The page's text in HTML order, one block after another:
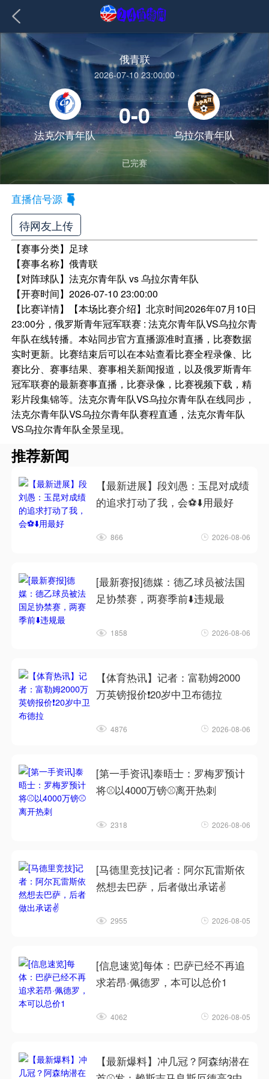
俄青联
2026-07-10 23:00:00
法克尔青年队
0-0
乌拉尔青年队
已完赛
直播信号源
待网友上传
【赛事分类】 足球
【赛事名称】俄青联
【对阵球队】法克尔青年队 vs 乌拉尔青年队
【开赛时间】2026-07-10 23:00:00
【比赛详情】
【本场比赛介绍】北京时间2026年07月10日
23:00分，俄罗斯青年冠军联赛 : 法克尔青年队VS乌拉尔青
年队在线转播。本站同步官方直播源准时直播，比赛数据
实时更新。比赛结束后可以在本站查看比赛全程录像、比
赛比分、赛事结果、赛事相关新闻报道，以及俄罗斯青年
冠军联赛的最新赛事直播，比赛录像，比赛视频下载，精
彩片段集锦等。法克尔青年队VS乌拉尔青年队在线同步，
法克尔青年队VS乌拉尔青年队赛程直通，法克尔青年队
VS乌拉尔青年队全景呈现。
推荐新闻
【最新进展】段刘愚：玉昆对成绩
的追求打动了我，会⚽⬇️用最好
866 2026-08-06
[最新赛报]德媒：德乙球员被法国
足协禁赛，两赛季前⬇️违规最
1858 2026-08-06
【体育热讯】记者：富勒姆2000
万英镑报价❗20岁中卫布德拉
4876 2026-08-06
[第一手资讯]泰晤士：罗梅罗预计
将⚾以4000万镑⚾离开热刺
2318 2026-08-06
[马德里竞技]记者：阿尔瓦雷斯依
然想去巴萨，后者做出承诺✌️
2955 2026-08-05
[信息速览]每体：巴萨已经不再追
求若昂·佩德罗，本可以总价1
4062 2026-08-05
【最新爆料】冲几冠？阿森纳潜在